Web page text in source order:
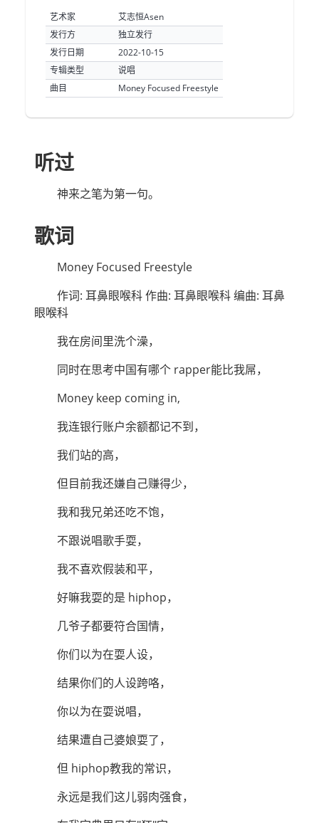
艺术家
艾志恒Asen
发行方
独立发行
发行日期
2022-10-15
专辑类型
说唱
曲目
Money Focused Freestyle
听过
神来之笔为第一句。
歌词
Money Focused Freestyle
作词: 耳鼻眼喉科 作曲: 耳鼻眼喉科 编曲: 耳鼻
眼喉科
我在房间里洗个澡，
同时在思考中国有哪个 rapper能比我屌，
Money keep coming in,
我连银行账户余额都记不到，
我们站的高，
但目前我还嫌自己赚得少，
我和我兄弟还吃不饱，
不跟说唱歌手耍，
我不喜欢假装和平，
好嘛我耍的是 hiphop，
几爷子都要符合国情，
你们以为在耍人设，
结果你们的人设跨咯，
你以为在耍说唱，
结果遭自己婆娘耍了，
但 hiphop教我的常识，
永远是我们这儿弱肉强食，